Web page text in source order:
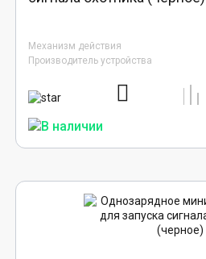
Механизм действия
Производитель устройства